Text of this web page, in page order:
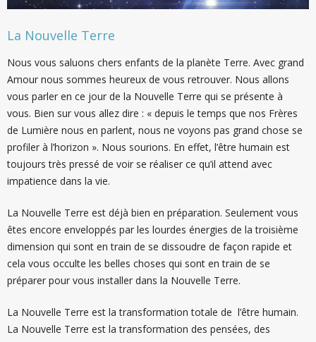
La Nouvelle Terre
Nous vous saluons chers enfants de la planète Terre. Avec grand
Amour nous sommes heureux de vous retrouver. Nous allons
vous parler en ce jour de la Nouvelle Terre qui se présente à
vous. Bien sur vous allez dire : « depuis le temps que nos Frères
de Lumière nous en parlent, nous ne voyons pas grand chose se
profiler à l’horizon ». Nous sourions. En effet, l’être humain est
toujours très pressé de voir se réaliser ce qu’il attend avec
impatience dans la vie.
La Nouvelle Terre est déjà bien en préparation. Seulement vous
êtes encore enveloppés par les lourdes énergies de la troisième
dimension qui sont en train de se dissoudre de façon rapide et
cela vous occulte les belles choses qui sont en train de se
préparer pour vous installer dans la Nouvelle Terre.
La Nouvelle Terre est la transformation totale de l’être humain.
La Nouvelle Terre est la transformation des pensées, des